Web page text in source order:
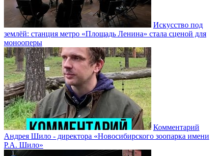
Искусство под
землёй: станция метро «Площадь Ленина» стала сценой для
монооперы
Комментарий
Андрея Шило - директора «Новосибирского зоопарка имени
Р.А. Шило»